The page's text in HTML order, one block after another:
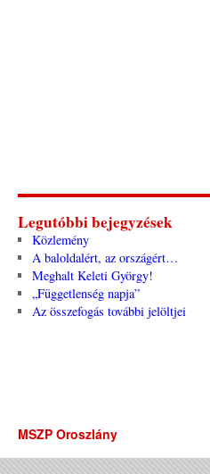
Legutóbbi bejegyzések
Közlemény
A baloldalért, az országért…
Meghalt Keleti György!
„Függetlenség napja”
Az összefogás további jelöltjei
MSZP Oroszlány